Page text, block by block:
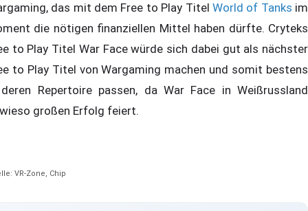
das mit dem Free to Play Titel World of Tanks im
die nötigen finanziellen Mittel haben dürfte. Cryteks
to Play Titel War Face würde sich dabei gut als nächster
to Play Titel von Wargaming machen und somit bestens
Repertoire passen, da War Face in Weißrussland
großen Erfolg feiert.
VR-Zone, Chip